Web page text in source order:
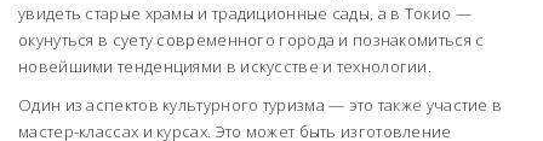
увидеть старые храмы и традиционные сады, а в Токио —
окунуться в суету современного города и познакомиться с
новейшими тенденциями в искусстве и технологии.
Один из аспектов культурного туризма — это также участие в
мастер-классах и курсах. Это может быть изготовление